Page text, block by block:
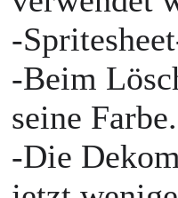
-
-Beim
seine Farbe.
-Die